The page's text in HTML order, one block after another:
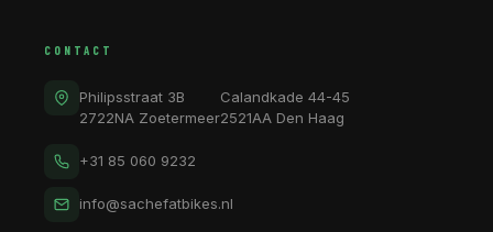
CONTACT
Philipsstraat 3B
2722NA Zoetermeer
Calandkade 44-45
2521AA Den Haag
+31 85 060 9232
info@sachefatbikes.nl